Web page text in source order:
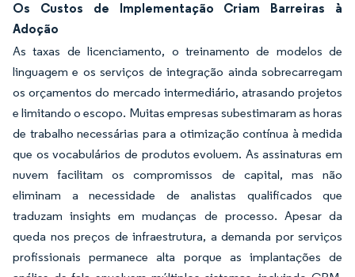
Os Custos de Implementação Criam Barreiras à
Adoção
As taxas de licenciamento, o treinamento de modelos de
linguagem e os serviços de integração ainda sobrecarregam
os orçamentos do mercado intermediário, atrasando projetos
e limitando o escopo. Muitas empresas subestimaram as horas
de trabalho necessárias para a otimização contínua à medida
que os vocabulários de produtos evoluem. As assinaturas em
nuvem facilitam os compromissos de capital, mas não
eliminam a necessidade de analistas qualificados que
traduzam insights em mudanças de processo. Apesar da
queda nos preços de infraestrutura, a demanda por serviços
profissionais permanece alta porque as implantações de